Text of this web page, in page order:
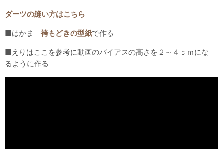
ダーツの縫い方はこちら
■はかま 袴もどきの型紙で作る
■えりはここを参考に動画のバイアスの高さを２～４ｃｍにな
るように作る